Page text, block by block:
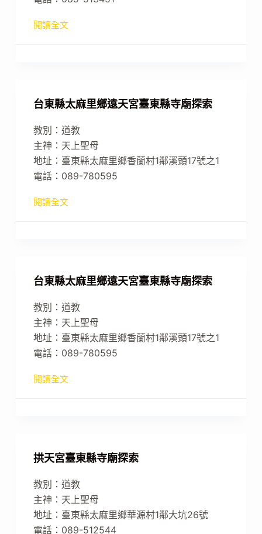
閱讀全文
台東縣太麻里鄉遠天宮臺東縣寺廟探索
教別：道教
主神：天上聖母
地址：臺東縣太麻里鄉香蘭村1鄰溪頭17號之1
電話：089-780595
閱讀全文
台東縣太麻里鄉遠天宮臺東縣寺廟探索
教別：道教
主神：天上聖母
地址：臺東縣太麻里鄉香蘭村1鄰溪頭17號之1
電話：089-780595
閱讀全文
拱天宮臺東縣寺廟探索
教別：道教
主神：天上聖母
地址：臺東縣太麻里鄉華源村1鄰大坑26號
電話：089-512544